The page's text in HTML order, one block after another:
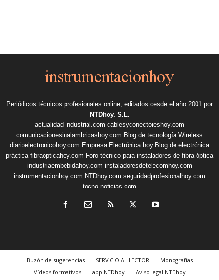
Periódicos técnicos profesionales online, editados desde el año 2001 por
NTDhoy, S.L.
actualidad-industrial.com cablesyconectoreshoy.com
comunicacionesinalambricashoy.com Blog de tecnología Wireless
diarioelectronicohoy.com Empresa Electrónica hoy Blog de electrónica
práctica fibraopticahoy.com Foro técnico para instaladores de fibra óptica
industriaembebidahoy.com instaladoresdetelecomhoy.com
instrumentacionhoy.com NTDhoy.com seguridadprofesionalhoy.com
tecno-noticias.com
Buzón de sugerencias SERVICIO AL LECTOR
Monografías
Vídeos formativos
app NTDhoy Aviso legal NTDhoy